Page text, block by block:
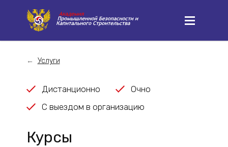
Услуги
Дистанционно
Очно
С выездом в организацию
Курсы